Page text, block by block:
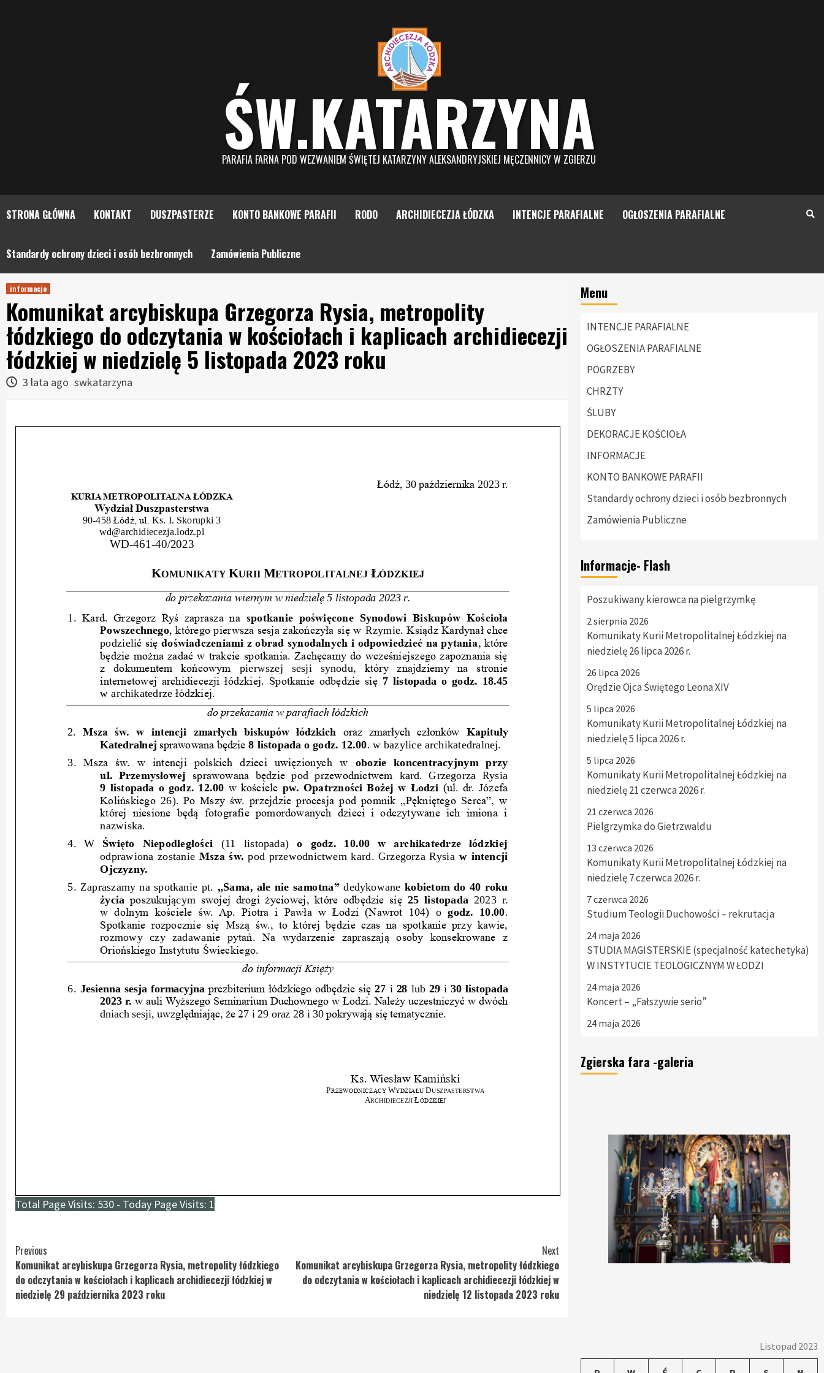
ŚW.KATARZYNA
PARAFIA FARNA POD WEZWANIEM ŚWIĘTEJ KATARZYNY ALEKSANDRYJSKIEJ MĘCZENNICY W ZGIERZU
STRONA GŁÓWNA KONTAKT DUSZPASTERZE KONTO BANKOWE PARAFII RODO ARCHIDIECEZJA ŁÓDZKA INTENCJE PARAFIALNE OGŁOSZENIA PARAFIALNE
Standardy ochrony dzieci i osób bezbronnych Zamówienia Publiczne
informacje
Komunikat arcybiskupa Grzegorza Rysia, metropolity
łódzkiego do odczytania w kościołach i kaplicach archidiecezji
łódzkiej w niedzielę 5 listopada 2023 roku
3 lata ago swkatarzyna
Total Page Visits: 530 - Today Page Visits: 1
Continue
Reading
Previous
Komunikat arcybiskupa Grzegorza Rysia, metropolity łódzkiego
do odczytania w kościołach i kaplicach archidiecezji łódzkiej w
niedzielę 29 października 2023 roku
Next
Komunikat arcybiskupa Grzegorza Rysia, metropolity łódzkiego
do odczytania w kościołach i kaplicach archidiecezji łódzkiej w
niedzielę 12 listopada 2023 roku
Menu
INTENCJE PARAFIALNE
OGŁOSZENIA PARAFIALNE
POGRZEBY
CHRZTY
ŚLUBY
DEKORACJE KOŚCIOŁA
INFORMACJE
KONTO BANKOWE PARAFII
Standardy ochrony dzieci i osób bezbronnych
Zamówienia Publiczne
Informacje- Flash
Poszukiwany kierowca na pielgrzymkę
2 sierpnia 2026
Komunikaty Kurii Metropolitalnej Łódzkiej na
niedzielę 26 lipca 2026 r.
26 lipca 2026
Orędzie Ojca Świętego Leona XIV
5 lipca 2026
Komunikaty Kurii Metropolitalnej Łódzkiej na
niedzielę 5 lipca 2026 r.
5 lipca 2026
Komunikaty Kurii Metropolitalnej Łódzkiej na
niedzielę 21 czerwca 2026 r.
21 czerwca 2026
Pielgrzymka do Gietrzwaldu
13 czerwca 2026
Komunikaty Kurii Metropolitalnej Łódzkiej na
niedzielę 7 czerwca 2026 r.
7 czerwca 2026
Studium Teologii Duchowości – rekrutacja
24 maja 2026
STUDIA MAGISTERSKIE (specjalność katechetyka)
W INSTYTUCIE TEOLOGICZNYM W ŁODZI
24 maja 2026
Koncert – „Fałszywie serio”
24 maja 2026
Zgierska fara -galeria
Listopad 2023